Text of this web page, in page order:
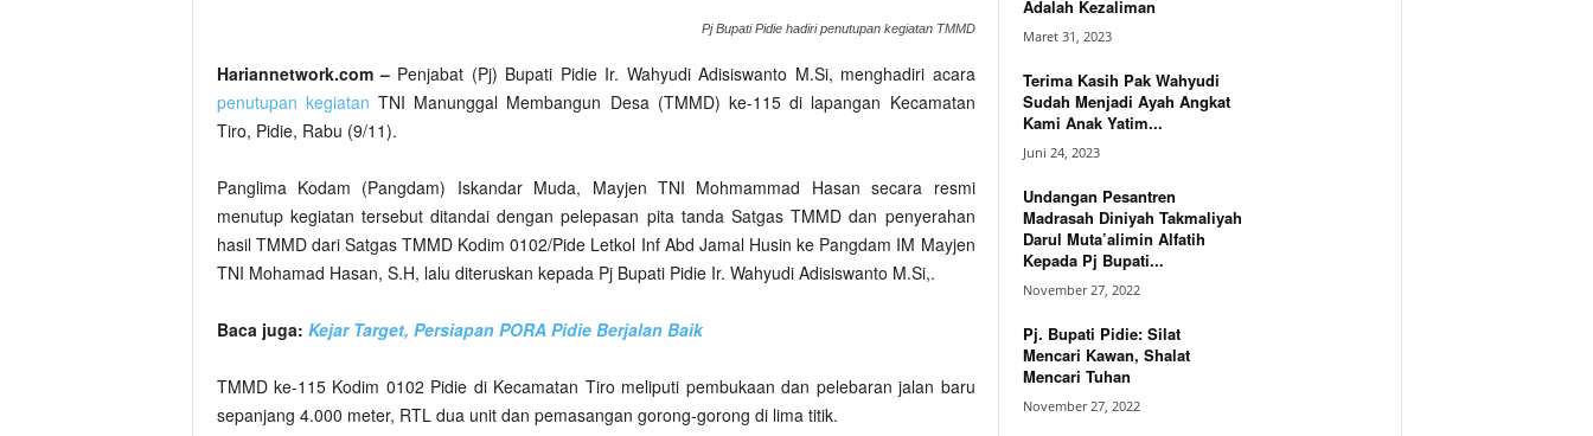
Pj Bupati Pidie hadiri penutupan kegiatan TMMD
Hariannetwork.com – Penjabat (Pj) Bupati Pidie Ir. Wahyudi Adisiswanto M.Si, menghadiri acara
penutupan kegiatan TNI Manunggal Membangun Desa (TMMD) ke-115 di lapangan Kecamatan
Tiro, Pidie, Rabu (9/11).
Panglima Kodam (Pangdam) Iskandar Muda, Mayjen TNI Mohmammad Hasan secara resmi
menutup kegiatan tersebut ditandai dengan pelepasan pita tanda Satgas TMMD dan penyerahan
hasil TMMD dari Satgas TMMD Kodim 0102/Pide Letkol Inf Abd Jamal Husin ke Pangdam IM Mayjen
TNI Mohamad Hasan, S.H, lalu diteruskan kepada Pj Bupati Pidie Ir. Wahyudi Adisiswanto M.Si,.
Baca juga: Kejar Target, Persiapan PORA Pidie Berjalan Baik
TMMD ke-115 Kodim 0102 Pidie di Kecamatan Tiro meliputi pembukaan dan pelebaran jalan baru
sepanjang 4.000 meter, RTL dua unit dan pemasangan gorong-gorong di lima titik.
Adalah Kezaliman
Maret 31, 2023
Terima Kasih Pak Wahyudi
Sudah Menjadi Ayah Angkat
Kami Anak Yatim...
Juni 24, 2023
Undangan Pesantren
Madrasah Diniyah Takmaliyah
Darul Muta’alimin Alfatih
Kepada Pj Bupati...
November 27, 2022
Pj. Bupati Pidie: Silat
Mencari Kawan, Shalat
Mencari Tuhan
November 27, 2022